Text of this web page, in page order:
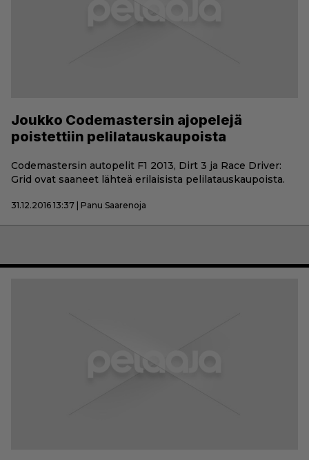
Joukko Codemastersin ajopelejä
poistettiin pelilatauskaupoista
Codemastersin autopelit F1 2013, Dirt 3 ja Race Driver:
Grid ovat saaneet lähteä erilaisista pelilatauskaupoista.
31.12.2016 13:37 | Panu Saarenoja